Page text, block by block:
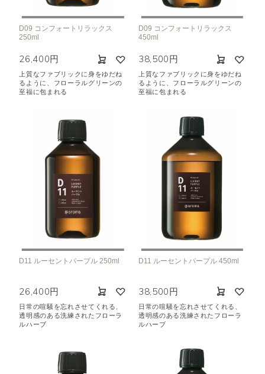
D09 コンフォートリラックス
250ml
26,400円
上質なファブリックに身をゆだね
るように、フローラルグリーンの
至福に包まれる
D09 コンフォートリラックス
450ml
38,500円
上質なファブリックに身をゆだね
るように、フローラルグリーンの
至福に包まれる
D11 ルーセントパープル 250ml
26,400円
日常の喧騒を忘れさせてくれる、
透明感のある洗練されたフローラ
ルハーブ
D11 ルーセントパープル 450ml
38,500円
日常の喧騒を忘れさせてくれる、
透明感のある洗練されたフローラ
ルハーブ